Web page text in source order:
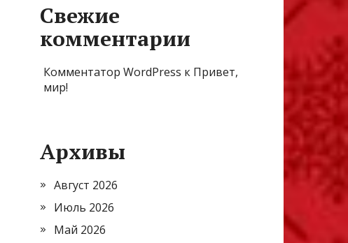
Свежие
комментарии
Комментатор WordPress к Привет,
мир!
Архивы
Август 2026
Июль 2026
Май 2026